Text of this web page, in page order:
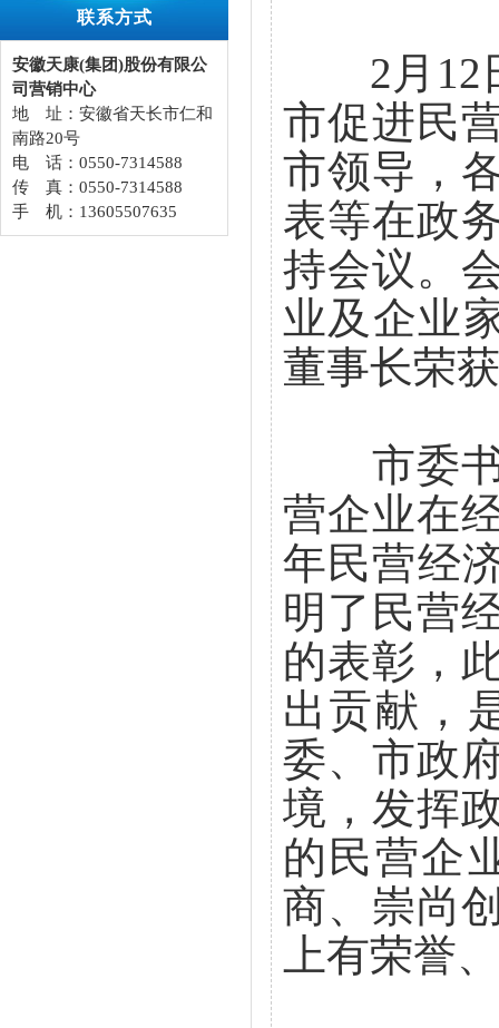
联系方式
安徽天康(集团)股份有限公
司营销中心
地 址：安徽省天长市仁和
南路20号
电 话：0550-7314588
传 真：0550-7314588
手 机：13605507635
2月12日
市促进民
市领导，
表等在政
持会议。
业及企业
董事长荣
市委书
营企业在
年民营经
明了民营
的表彰，
出贡献，
委、市政
境，发挥
的民营企
商、崇尚
上有荣誉